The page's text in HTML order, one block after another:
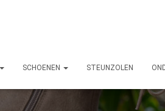
SCHOENEN STEUNZOLEN